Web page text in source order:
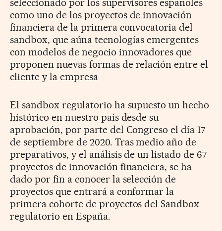
como uno de los proyectos de innovación
financiera de la primera convocatoria del
sandbox, que aúna tecnologías emergentes
con modelos de negocio innovadores que
proponen nuevas formas de relación entre el
cliente y la empresa
El sandbox regulatorio ha supuesto un hecho
histórico en nuestro país desde su
aprobación, por parte del Congreso el día 17
de septiembre de 2020. Tras medio año de
preparativos, y el análisis de un listado de 67
proyectos de innovación financiera, se ha
dado por fin a conocer la selección de
proyectos que entrará a conformar la
primera cohorte de proyectos del Sandbox
regulatorio en España.